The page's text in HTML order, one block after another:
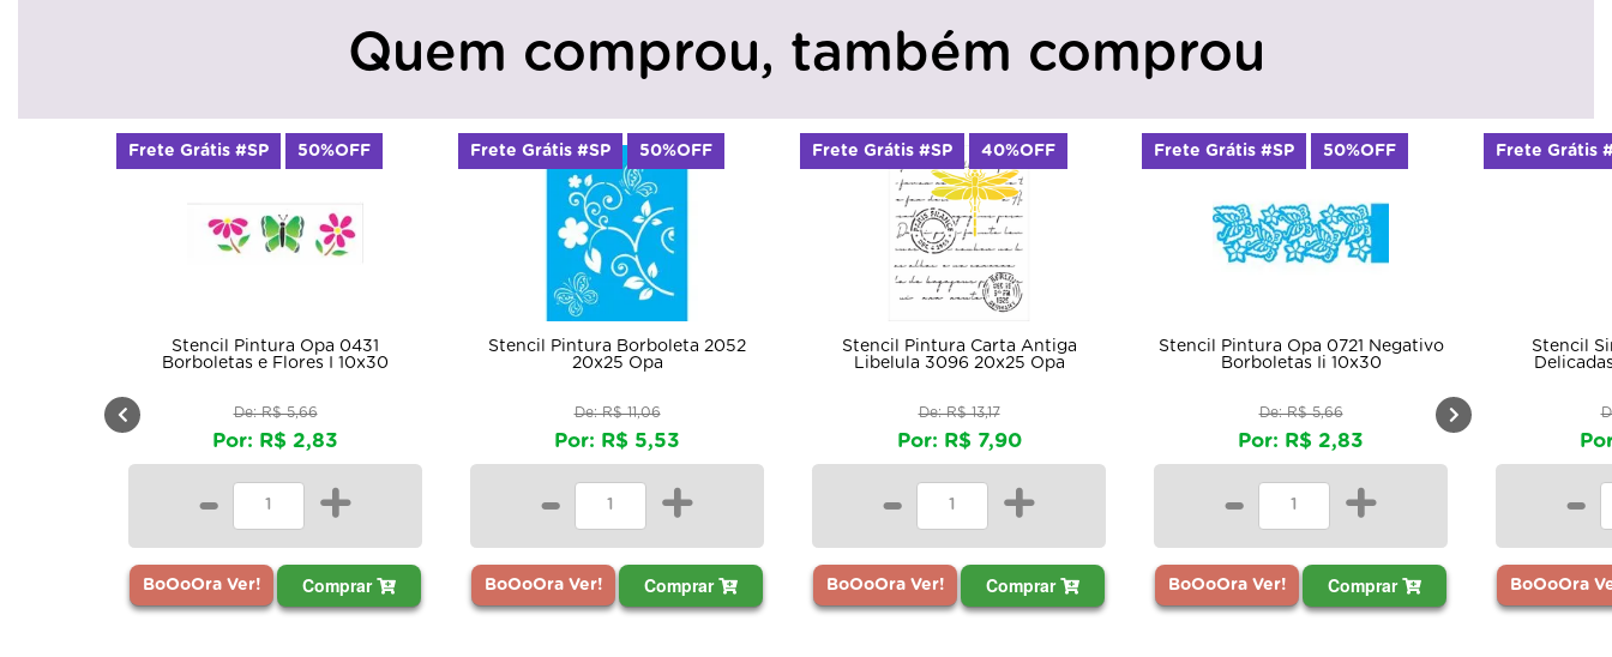
Quem comprou, também comprou
Stencil Pintura Opa 0431
Borboletas e Flores I 10x30
De: R$ 5,66
Por: R$ 2,83
+
BoOoOra Ver! Comprar
Frete Grátis #SP 50%OFF
Stencil Pintura Borboleta 2052
Por: R$ 5,53
+
BoOoOra Ver! Comprar
Frete Grátis #SP 50%OFF
Stencil Pintura Carta Antiga
Libelula 3096 20x25 Opa
Por: R$ 7,90
+
BoOoOra Ver! Comprar
Frete Grátis #SP 40%OFF
Stencil Pintura Opa 0721 Negativo
Borboletas Ii 10x30
Por: R$ 2,83
+
BoOoOra Ver! Comprar
Frete Grátis #SP 50%OFF
Stencil Simples
Delicadas Opa 0804
Por: R$ 2,39
BoOoOra Ver!
Frete Grátis #SP